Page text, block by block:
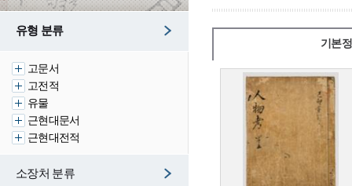
유형 분류
고문서
고전적
유물
근현대문서
근현대전적
소장처 분류
기본